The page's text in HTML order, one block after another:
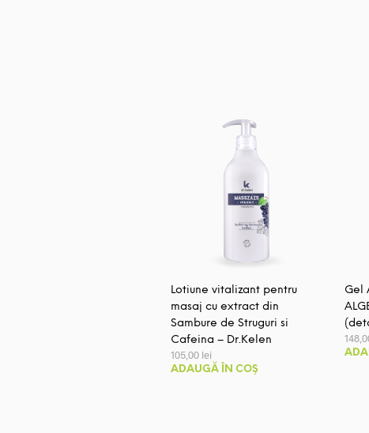
Lotiune vitalizant pentru
masaj cu extract din
Sambure de Struguri si
Cafeina – Dr.Kelen
105,00 lei
ADAUGĂ ÎN COȘ
Gel